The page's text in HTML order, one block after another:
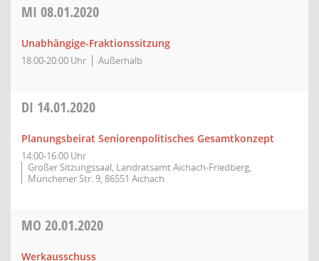
MI 08.01.2020
Unabhängige-Fraktionssitzung
18:00-20:00 Uhr Außerhalb
DI 14.01.2020
Planungsbeirat Seniorenpolitisches Gesamtkonzept
14:00-16:00 Uhr
Großer Sitzungssaal, Landratsamt Aichach-Friedberg,
Münchener Str. 9, 86551 Aichach
MO 20.01.2020
Werkausschuss